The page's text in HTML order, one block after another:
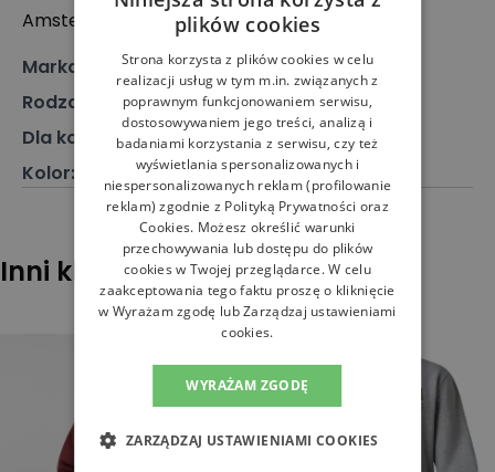
Amsterdam, Holandia
Marka
New Balance
Rodzaj
Odzież, Bluza
Dla kogo
Dla niego
Kolor: Różowy
Inni klienci sprawdzali również
plików cookies
Strona korzysta z plików cookies w celu
realizacji usług w tym m.in. związanych z
poprawnym funkcjonowaniem serwisu,
dostosowywaniem jego treści, analizą i
badaniami korzystania z serwisu, czy też
wyświetlania spersonalizowanych i
niespersonalizowanych reklam (profilowanie
reklam) zgodnie z Polityką Prywatności oraz
Cookies. Możesz określić warunki
przechowywania lub dostępu do plików
cookies w Twojej przeglądarce. W celu
zaakceptowania tego faktu proszę o kliknięcie
w Wyrażam zgodę lub Zarządzaj ustawieniami
cookies.
WYRAŻAM ZGODĘ
ZARZĄDZAJ USTAWIENIAMI COOKIES